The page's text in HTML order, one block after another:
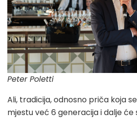
Peter Poletti
Ali, tradicija, odnosno priča koja
mjestu već 6 generacija i dalje